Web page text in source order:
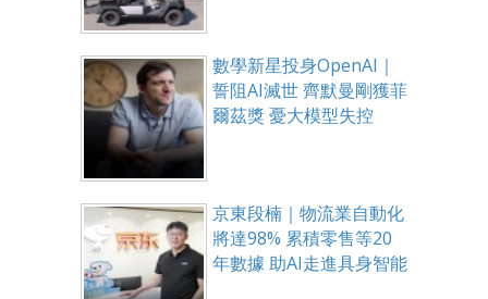
數學新星投身OpenAI｜
誓阻AI滅世 齊默曼剛獲菲
爾茲獎 憂大模型失控
京東段楠｜物流業自動化
將達98% 累積零售等20
年數據 助AI走進具身智能